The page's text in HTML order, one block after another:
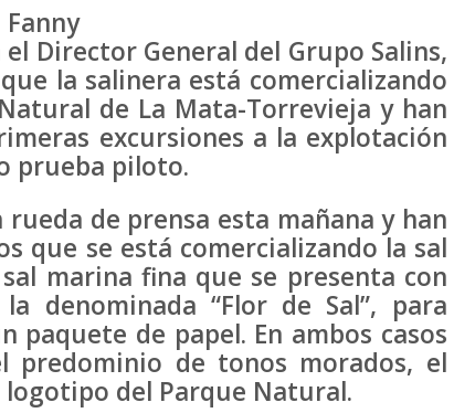
Director General del Grupo Salins,
la salinera está comercializando
de La Mata-Torrevieja y han
excursiones a la explotación
prueba piloto.
de prensa esta mañana y han
que se está comercializando la sal
marina fina que se presenta con
denominada “Flor de Sal”, para
paquete de papel. En ambos casos
de tonos morados, el
del Parque Natural.